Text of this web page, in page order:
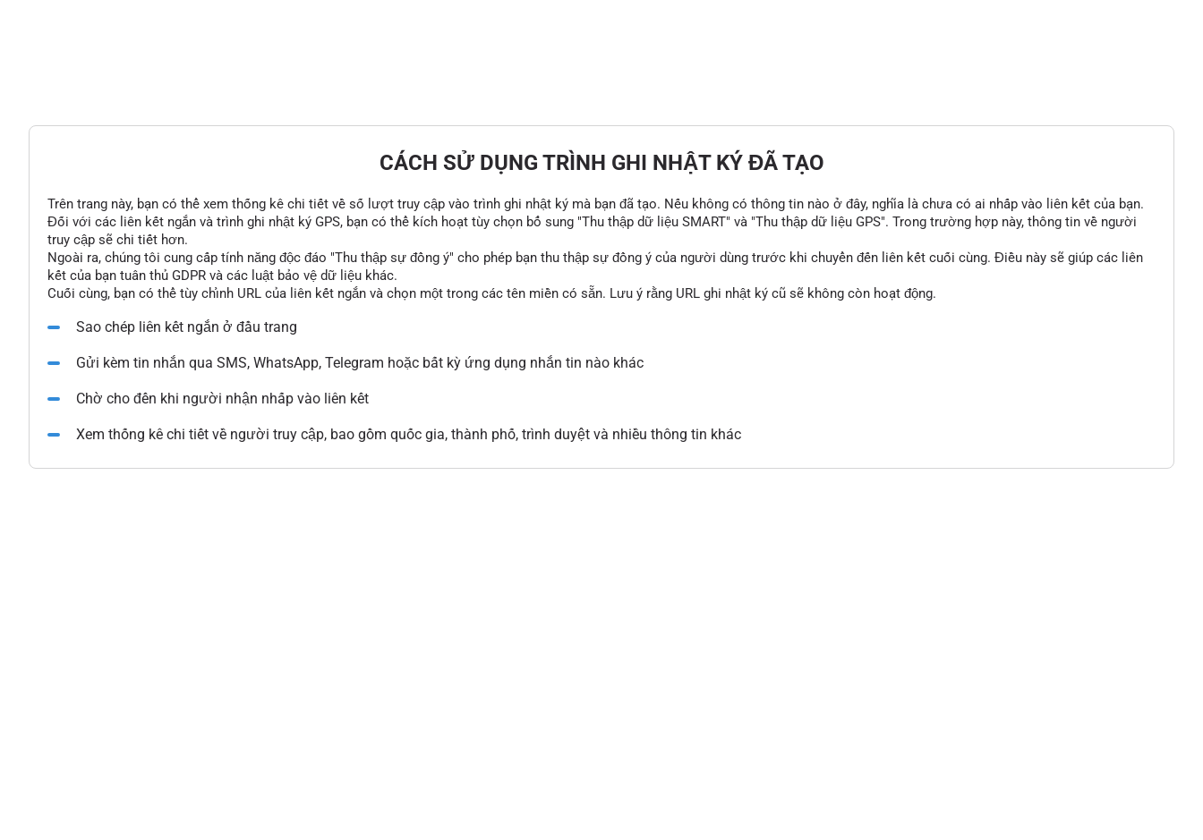
CÁCH SỬ DỤNG TRÌNH GHI NHẬT KÝ ĐÃ TẠO
Trên trang này, bạn có thể xem thống kê chi tiết về số lượt truy cập vào trình ghi nhật ký mà bạn đã tạo. Nếu không có thông tin nào ở đây, nghĩa là chưa có ai nhấp vào liên kết của bạn.
Đối với các liên kết ngắn và trình ghi nhật ký GPS, bạn có thể kích hoạt tùy chọn bổ sung "Thu thập dữ liệu SMART" và "Thu thập dữ liệu GPS". Trong trường hợp này, thông tin về người
truy cập sẽ chi tiết hơn.
Ngoài ra, chúng tôi cung cấp tính năng độc đáo "Thu thập sự đồng ý" cho phép bạn thu thập sự đồng ý của người dùng trước khi chuyển đến liên kết cuối cùng. Điều này sẽ giúp các liên
kết của bạn tuân thủ GDPR và các luật bảo vệ dữ liệu khác.
Cuối cùng, bạn có thể tùy chỉnh URL của liên kết ngắn và chọn một trong các tên miền có sẵn. Lưu ý rằng URL ghi nhật ký cũ sẽ không còn hoạt động.
Sao chép liên kết ngắn ở đầu trang
Gửi kèm tin nhắn qua SMS, WhatsApp, Telegram hoặc bất kỳ ứng dụng nhắn tin nào khác
Chờ cho đến khi người nhận nhấp vào liên kết
Xem thống kê chi tiết về người truy cập, bao gồm quốc gia, thành phố, trình duyệt và nhiều thông tin khác